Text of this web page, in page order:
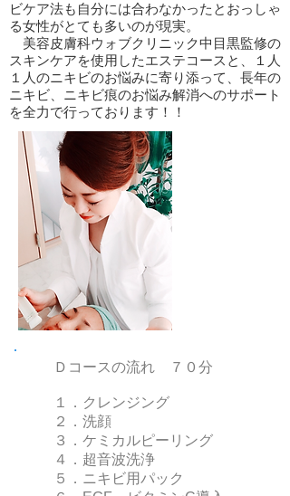
ビケア法も自分には合わなかったとおっしゃ
る女性がとても多いのが現実。
​ 美容皮膚科ウォブクリニック中目黒監修の
スキンケアを使用したエステコースと、１人
１人のニキビのお悩みに寄り添って、長年の
ニキビ、ニキビ痕のお悩み解消へのサポート
を全力で行っております！！
Ｄコースの流れ ７０分
１．クレンジング
２．洗顔
３．ケミカルピーリング
４．超音波洗浄
５．ニキビ用パック